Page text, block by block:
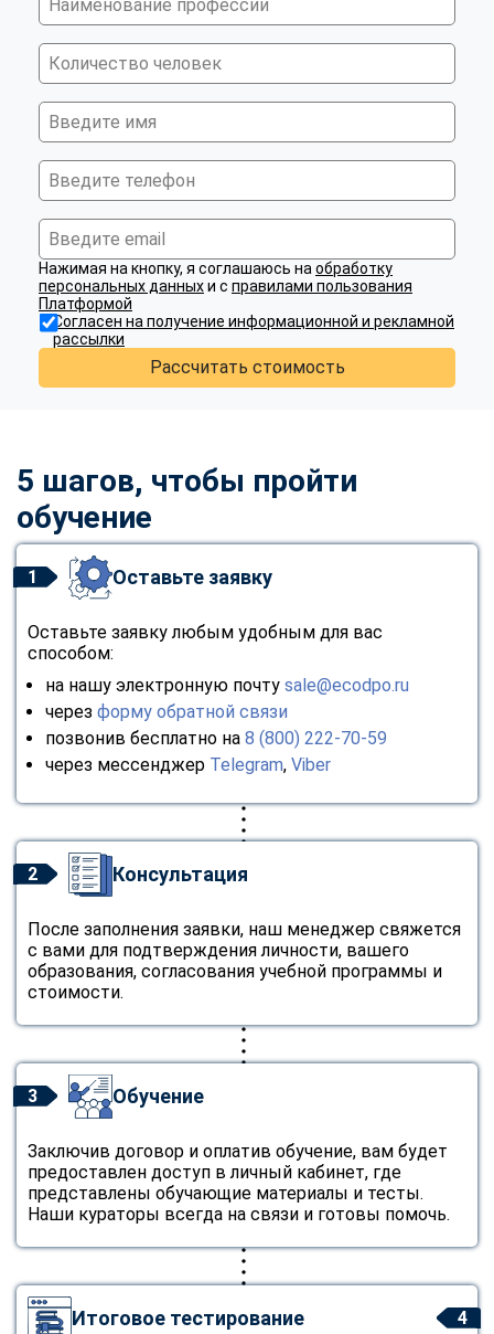
Нажимая на кнопку, я соглашаюсь на обработку
персональных данныхи с правилами пользования
Платформой
Согласен на получение информационной и рекламной
рассылки
Рассчитать стоимость
5 шагов, чтобы пройти
обучение
1 Оставьте заявку
Оставьте заявку любым удобным для вас
способом:
на нашу электронную почту sale@ecodpo.ru
через форму обратной связи
позвонив бесплатно на 8 (800) 222-70-59
через мессенджер Telegram, Viber
2 Консультация
После заполнения заявки, наш менеджер свяжется
с вами для подтверждения личности, вашего
образования, согласования учебной программы и
стоимости.
3 Обучение
Заключив договор и оплатив обучение, вам будет
предоставлен доступ в личный кабинет, где
представлены обучающие материалы и тесты.
Наши кураторы всегда на связи и готовы помочь.
4
Итоговое тестирование